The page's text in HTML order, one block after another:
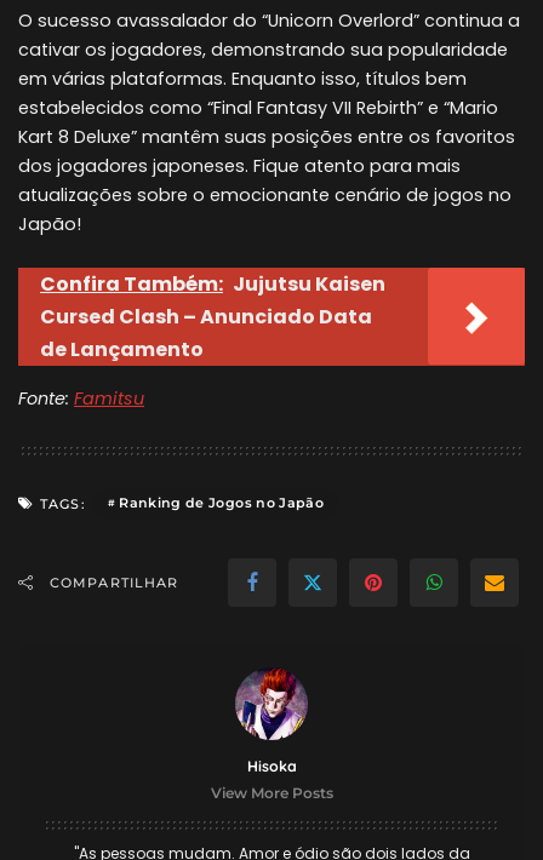
O sucesso avassalador do “Unicorn Overlord” continua a
cativar os jogadores, demonstrando sua popularidade
em várias plataformas. Enquanto isso, títulos bem
estabelecidos como “Final Fantasy VII Rebirth” e “Mario
Kart 8 Deluxe” mantêm suas posições entre os favoritos
dos jogadores japoneses. Fique atento para mais
atualizações sobre o emocionante cenário de jogos no
Japão!
Confira Também: Jujutsu Kaisen
Cursed Clash – Anunciado Data
de Lançamento
Fonte: Famitsu
TAGS: Ranking de Jogos no Japão
COMPARTILHAR
Hisoka
View More Posts
"As pessoas mudam. Amor e ódio são dois lados da